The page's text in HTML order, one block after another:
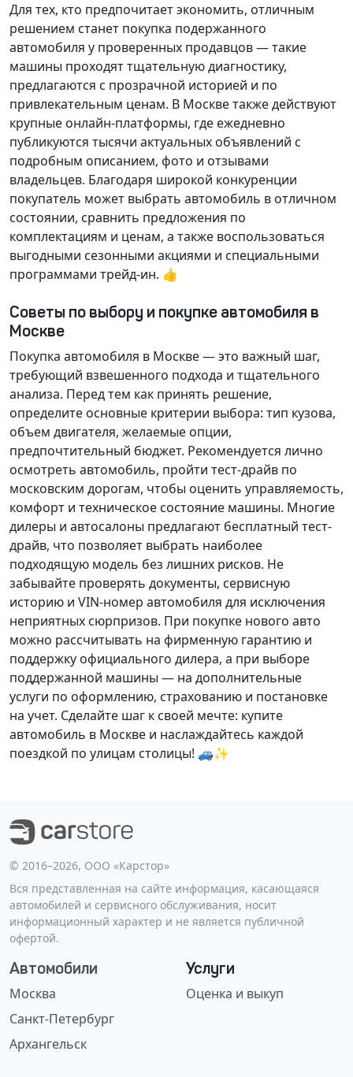
Для тех, кто предпочитает экономить, отличным
решением станет покупка подержанного
автомобиля у проверенных продавцов — такие
машины проходят тщательную диагностику,
предлагаются с прозрачной историей и по
привлекательным ценам. В Москве также действуют
крупные онлайн-платформы, где ежедневно
публикуются тысячи актуальных объявлений с
подробным описанием, фото и отзывами
владельцев. Благодаря широкой конкуренции
покупатель может выбрать автомобиль в отличном
состоянии, сравнить предложения по
комплектациям и ценам, а также воспользоваться
выгодными сезонными акциями и специальными
программами трейд-ин. 👍
Советы по выбору и покупке автомобиля в
Москве
Покупка автомобиля в Москве — это важный шаг,
требующий взвешенного подхода и тщательного
анализа. Перед тем как принять решение,
определите основные критерии выбора: тип кузова,
объем двигателя, желаемые опции,
предпочтительный бюджет. Рекомендуется лично
осмотреть автомобиль, пройти тест-драйв по
московским дорогам, чтобы оценить управляемость,
комфорт и техническое состояние машины. Многие
дилеры и автосалоны предлагают бесплатный тест-
драйв, что позволяет выбрать наиболее
подходящую модель без лишних рисков. Не
забывайте проверять документы, сервисную
историю и VIN-номер автомобиля для исключения
неприятных сюрпризов. При покупке нового авто
можно рассчитывать на фирменную гарантию и
поддержку официального дилера, а при выборе
поддержанной машины — на дополнительные
услуги по оформлению, страхованию и постановке
на учет. Сделайте шаг к своей мечте: купите
автомобиль в Москве и наслаждайтесь каждой
поездкой по улицам столицы! 🚙✨
©️ 2016–2026, ООО «Карстор»
Вся представленная на сайте информация, касающаяся
автомобилей и сервисного обслуживания, носит
информационный характер и не является публичной
офертой.
Автомобили
Москва
Санкт-Петербург
Архангельск
Услуги
Оценка и выкуп